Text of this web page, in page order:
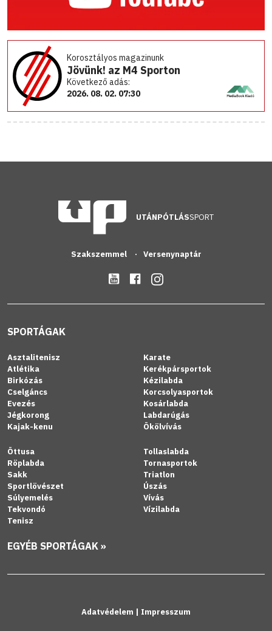
Korosztályos magazinunk
Jövünk! az M4 Sporton
Következő adás:
2026. 08. 02. 07:30
UTÁNPÓTLÁSSPORT
Szakszemmel Versenynaptár
SPORTÁGAK
Asztalitenisz
Atlétika
Birkózás
Cselgáncs
Evezés
Jégkorong
Kajak-kenu
Karate
Kerékpársportok
Kézilabda
Korcsolyasportok
Kosárlabda
Labdarúgás
Ökölvívás
Öttusa
Röplabda
Sakk
Sportlövészet
Súlyemelés
Tekvondó
Tenisz
Tollaslabda
Tornasportok
Triatlon
Úszás
Vívás
Vízilabda
EGYÉB SPORTÁGAK »
Adatvédelem | Impresszum